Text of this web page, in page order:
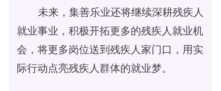
未来，集善乐业还将继续深耕残疾人
就业事业，积极开拓更多的残疾人就业机
会，将更多岗位送到残疾人家门口，用实
际行动点亮残疾人群体的就业梦。